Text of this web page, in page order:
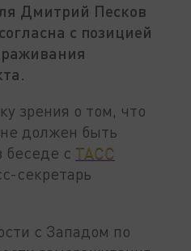
Дмитрий Песков
с позицией
зрения о том, что
должен быть
беседе с ТАСС
секретарь
с Западом по